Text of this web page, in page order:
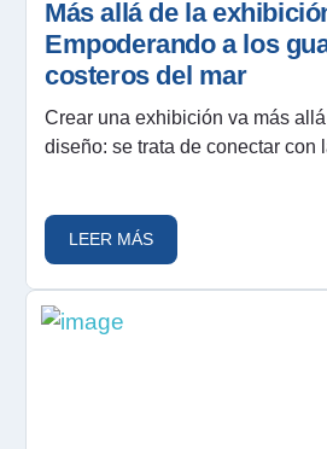
Más allá de la
Empoderando a los
costeros del mar
Crear una exhibición va más
diseño: se trata de conectar con
LEER MÁS